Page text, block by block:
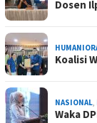
Dosen
Koalisi
NASIONAL,
Waka